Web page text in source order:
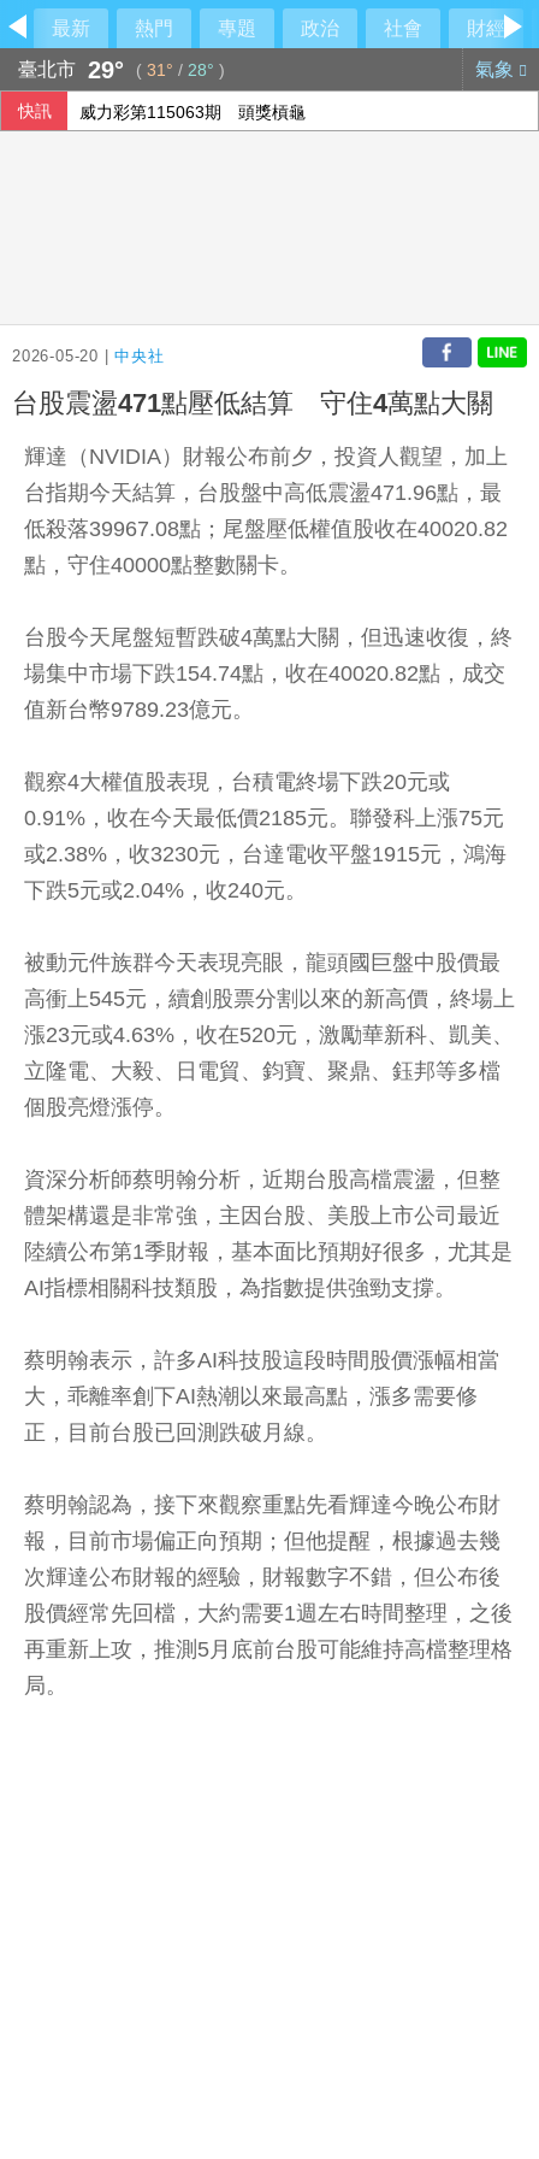
最新 熱門 專題 政治 社會
財經
臺北市 29° ( 31° / 28° ) 氣象
快訊 威力彩第115063期 頭獎槓龜
2026-05-20 |中央社
台股震盪471點壓低結算 守住4萬點大關
輝達（NVIDIA）財報公布前夕，投資人觀望，加上
台指期今天結算，台股盤中高低震盪471.96點，最
低殺落39967.08點；尾盤壓低權值股收在40020.82
點，守住40000點整數關卡。
台股今天尾盤短暫跌破4萬點大關，但迅速收復，終
場集中市場下跌154.74點，收在40020.82點，成交
值新台幣9789.23億元。
觀察4大權值股表現，台積電終場下跌20元或
0.91%，收在今天最低價2185元。聯發科上漲75元
或2.38%，收3230元，台達電收平盤1915元，鴻海
下跌5元或2.04%，收240元。
被動元件族群今天表現亮眼，龍頭國巨盤中股價最
高衝上545元，續創股票分割以來的新高價，終場上
漲23元或4.63%，收在520元，激勵華新科、凱美、
立隆電、大毅、日電貿、鈞寶、聚鼎、鈺邦等多檔
個股亮燈漲停。
資深分析師蔡明翰分析，近期台股高檔震盪，但整
體架構還是非常強，主因台股、美股上市公司最近
陸續公布第1季財報，基本面比預期好很多，尤其是
AI指標相關科技類股，為指數提供強勁支撐。
蔡明翰表示，許多AI科技股這段時間股價漲幅相當
大，乖離率創下AI熱潮以來最高點，漲多需要修
正，目前台股已回測跌破月線。
蔡明翰認為，接下來觀察重點先看輝達今晚公布財
報，目前市場偏正向預期；但他提醒，根據過去幾
次輝達公布財報的經驗，財報數字不錯，但公布後
股價經常先回檔，大約需要1週左右時間整理，之後
再重新上攻，推測5月底前台股可能維持高檔整理格
局。